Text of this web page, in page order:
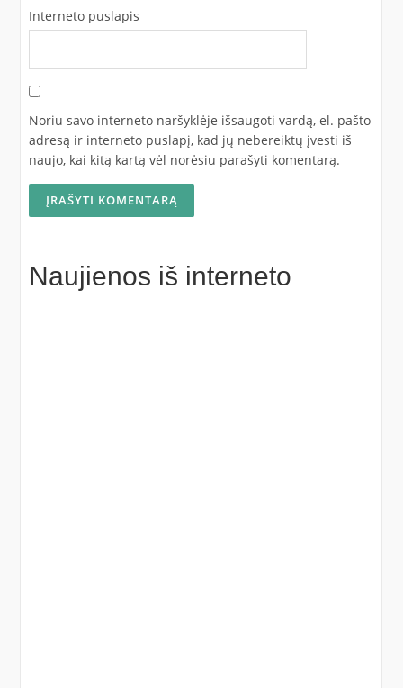
Interneto puslapis
Noriu savo interneto naršyklėje išsaugoti vardą, el. pašto
adresą ir interneto puslapį, kad jų nebereiktų įvesti iš
naujo, kai kitą kartą vėl norėsiu parašyti komentarą.
Naujienos iš interneto